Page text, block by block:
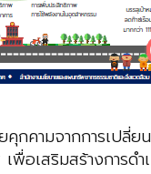
กคามจากการเป
พื่อเสริมสร้างการ